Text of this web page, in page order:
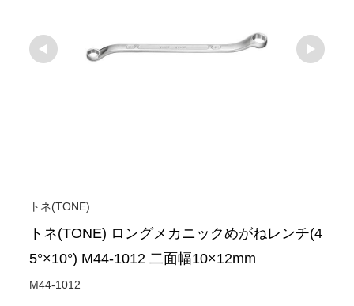
トネ(TONE)
トネ(TONE) ロングメカニックめがねレンチ(4
5°×10°) M44-1012 二面幅10×12mm
M44-1012